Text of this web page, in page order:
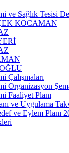
ve Sağlık Tesisi
KOCAMAN
Çalışmaları
Organizasyon
Faaliyet Planı
ve Uygulama
ve Eylem Planı